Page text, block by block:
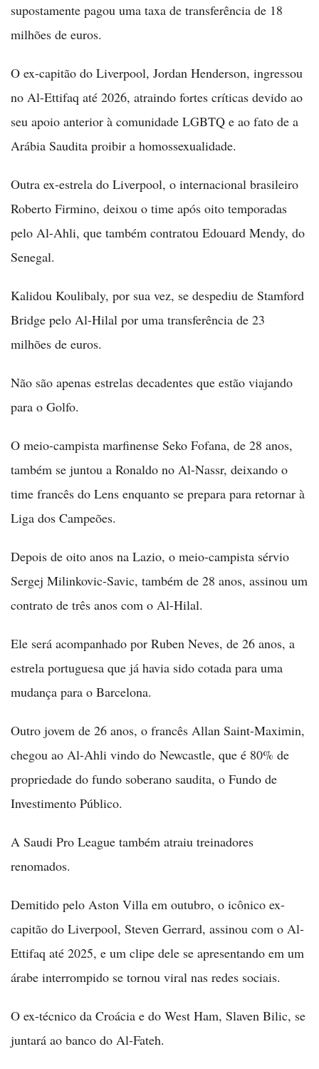
supostamente pagou uma taxa de transferência de 18
milhões de euros.
O ex-capitão do Liverpool, Jordan Henderson, ingressou
no Al-Ettifaq até 2026, atraindo fortes críticas devido ao
seu apoio anterior à comunidade LGBTQ e ao fato de a
Arábia Saudita proibir a homossexualidade.
Outra ex-estrela do Liverpool, o internacional brasileiro
Roberto Firmino, deixou o time após oito temporadas
pelo Al-Ahli, que também contratou Edouard Mendy, do
Senegal.
Kalidou Koulibaly, por sua vez, se despediu de Stamford
Bridge pelo Al-Hilal por uma transferência de 23
milhões de euros.
Não são apenas estrelas decadentes que estão viajando
para o Golfo.
O meio-campista marfinense Seko Fofana, de 28 anos,
também se juntou a Ronaldo no Al-Nassr, deixando o
time francês do Lens enquanto se prepara para retornar à
Liga dos Campeões.
Depois de oito anos na Lazio, o meio-campista sérvio
Sergej Milinkovic-Savic, também de 28 anos, assinou um
contrato de três anos com o Al-Hilal.
Ele será acompanhado por Ruben Neves, de 26 anos, a
estrela portuguesa que já havia sido cotada para uma
mudança para o Barcelona.
Outro jovem de 26 anos, o francês Allan Saint-Maximin,
chegou ao Al-Ahli vindo do Newcastle, que é 80% de
propriedade do fundo soberano saudita, o Fundo de
Investimento Público.
A Saudi Pro League também atraiu treinadores
renomados.
Demitido pelo Aston Villa em outubro, o icônico ex-
capitão do Liverpool, Steven Gerrard, assinou com o Al-
Ettifaq até 2025, e um clipe dele se apresentando em um
árabe interrompido se tornou viral nas redes sociais.
O ex-técnico da Croácia e do West Ham, Slaven Bilic, se
juntará ao banco do Al-Fateh.